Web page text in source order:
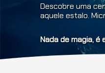
Descobre uma
aquele estalo.
Nada de magia, é